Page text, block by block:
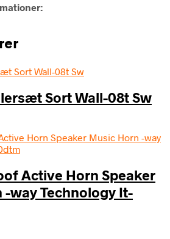
Sort Wall-08t Sw
Active Horn Speaker
-way Technology It-